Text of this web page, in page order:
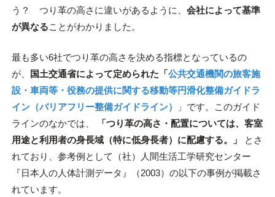
う？ つり革の高さに違いがあるように、 会社によって基準
が異なることがわかりました。
最も多い6社でつり革の高さを決める指標となっているの
が、
国土交通省によって定められた「公共交通機関の旅客施
設・車両等・役務の提供に関する移動等円滑化整備ガイドラ
イン（バリアフリー整備ガイドライン）
」です。このガイド
ラインのなかでは、
「つり革の高さ・配置については、客室
用途と利用者の身長域（特に低身長者）に配慮する。」
とさ
れており、参考例として（社）人間生活工学研究センター
『日本人の人体計測データ』（2003）の以下の事例が掲載さ
れています。